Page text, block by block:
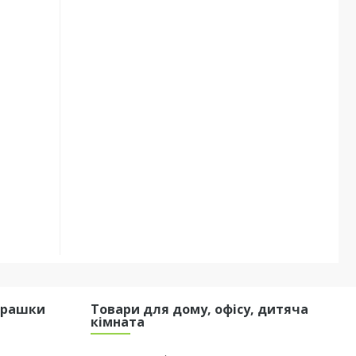
Товари для дому, офісу, дитяча
кімната